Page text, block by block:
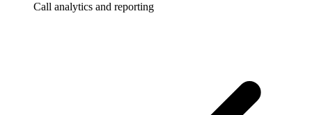
Call analytics and reporting